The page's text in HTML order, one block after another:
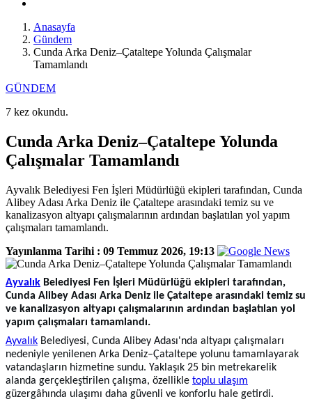
Anasayfa
Gündem
Cunda Arka Deniz–Çataltepe Yolunda Çalışmalar
Tamamlandı
GÜNDEM
7 kez okundu.
Cunda Arka Deniz–Çataltepe Yolunda
Çalışmalar Tamamlandı
Ayvalık Belediyesi Fen İşleri Müdürlüğü ekipleri tarafından, Cunda
Alibey Adası Arka Deniz ile Çataltepe arasındaki temiz su ve
kanalizasyon altyapı çalışmalarının ardından başlatılan yol yapım
çalışmaları tamamlandı.
Yayınlanma Tarihi : 09 Temmuz 2026, 19:13
Ayvalık Belediyesi Fen İşleri Müdürlüğü ekipleri tarafından,
Cunda Alibey Adası Arka Deniz ile Çataltepe arasındaki temiz su
ve kanalizasyon altyapı çalışmalarının ardından başlatılan yol
yapım çalışmaları tamamlandı.
Ayvalık Belediyesi, Cunda Alibey Adası'nda altyapı çalışmaları
nedeniyle yenilenen Arka Deniz–Çataltepe yolunu tamamlayarak
vatandaşların hizmetine sundu. Yaklaşık 25 bin metrekarelik
alanda gerçekleştirilen çalışma, özellikle toplu ulaşım
güzergâhında ulaşımı daha güvenli ve konforlu hale getirdi.